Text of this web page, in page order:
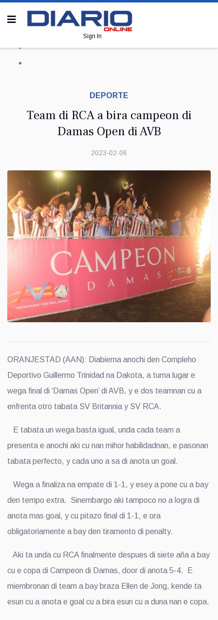
Sign In
DEPORTE
Team di RCA a bira campeon di
Damas Open di AVB
2023-02-06
ORANJESTAD (AAN): Diabierna anochi den Compleho
Deportivo Guillermo Trinidad na Dakota, a tuma lugar e
wega final di ‘Damas Open’ di AVB, y e dos teamnan cu a
enfrenta otro tabata SV Britannia y SV RCA.
E tabata un wega basta igual, unda cada team a
presenta e anochi aki cu nan mihor habilidadnan, e pasonan
tabata perfecto, y cada uno a sa di anota un goal.
Wega a finaliza na empate di 1-1, y esey a pone cu a bay
den tempo extra. Sinembargo aki tampoco no a logra di
anota mas goal, y cu pitazo final di 1-1, e ora
obligatoriamente a bay den tiramento di penalty.
Aki ta unda cu RCA finalmente despues di siete aña a bay
cu e copa di Campeon di Damas, door di anota 5-4. E
miembronan di team a bay braza Ellen de Jong, kende ta
esun cu a anota e goal cu a bira esun cu a duna nan e copa.